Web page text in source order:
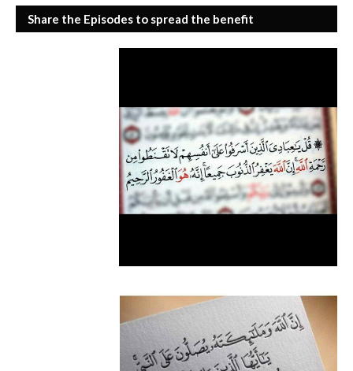
Share the Episodes to spread the benefit